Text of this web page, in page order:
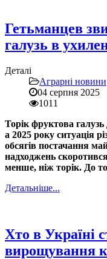
Гетьманцев
галузь в
Деталі
Аграрні новини
04 серпня 2025
1011
Торік фруктова
а 2025 року ситуація
обсягів постачання
надходжень
менше, ніж торік. До
Детальніше...
Хто в Україні
вирощування